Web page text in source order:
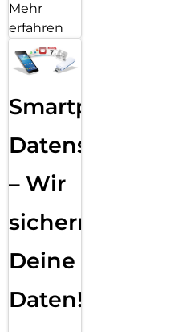
Mehr
erfahren
Smartphone
Datensicherung
– Wir
sichern
Deine
Daten!